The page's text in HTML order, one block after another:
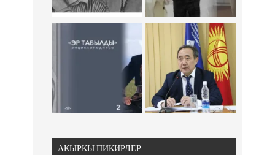
АКЫРКЫ ПИКИРЛЕР